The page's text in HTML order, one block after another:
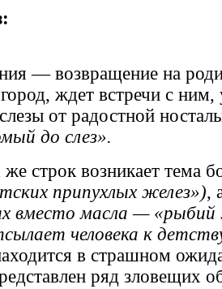
— возвращение на
ждет встречи с ним,
от радостной
до слез».
строк возникает тема
припухлых желез»),
вместо масла —
человека к
в страшном
ряд зловещих